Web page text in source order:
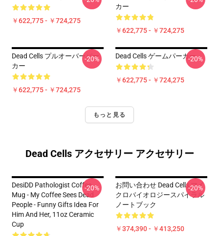
￥622,775 - ￥724,275
カー
￥622,775 - ￥724,275
Dead Cells プルオーバーパー
カー
￥622,775 - ￥724,275
-20% Dead Cells ゲームパーカー
￥622,775 - ￥724,275
-20%
もっと見る
Dead Cells アクセサリー アクセサリー
DesiDD Pathologist Coffee
Mug - My Coffee Sees Dead
People - Funny Gifts Idea For
Him And Her, 11oz Ceramic
Cup
-20%
お問い合わせ Dead Cells マイ
クロバイオロジースパイラル
ノートブック
￥374,390 - ￥413,250
-20%